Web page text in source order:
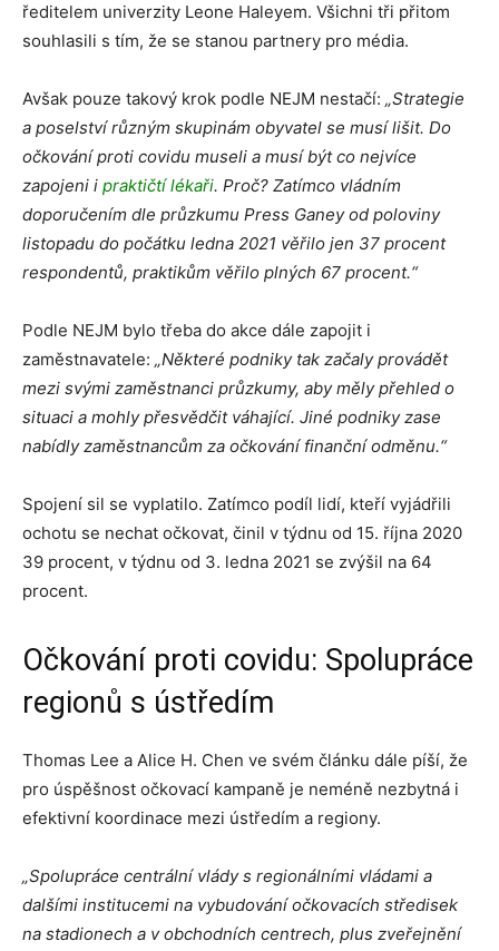
ředitelem univerzity Leone Haleyem. Všichni tři přitom
souhlasili s tím, že se stanou partnery pro média.
Avšak pouze takový krok podle NEJM nestačí: „Strategie
a poselství různým skupinám obyvatel se musí lišit. Do
očkování proti covidu museli a musí být co nejvíce
zapojeni i praktičtí lékaři. Proč? Zatímco vládním
doporučením dle průzkumu Press Ganey od poloviny
listopadu do počátku ledna 2021 věřilo jen 37 procent
respondentů, praktikům věřilo plných 67 procent.“
Podle NEJM bylo třeba do akce dále zapojit i
zaměstnavatele: „Některé podniky tak začaly provádět
mezi svými zaměstnanci průzkumy, aby měly přehled o
situaci a mohly přesvědčit váhající. Jiné podniky zase
nabídly zaměstnancům za očkování finanční odměnu.“
Spojení sil se vyplatilo. Zatímco podíl lidí, kteří vyjádřili
ochotu se nechat očkovat, činil v týdnu od 15. října 2020
39 procent, v týdnu od 3. ledna 2021 se zvýšil na 64
procent.
Očkování proti covidu: Spolupráce
regionů s ústředím
Thomas Lee a Alice H. Chen ve svém článku dále píší, že
pro úspěšnost očkovací kampaně je neméně nezbytná i
efektivní koordinace mezi ústředím a regiony.
„Spolupráce centrální vlády s regionálními vládami a
dalšími institucemi na vybudování očkovacích středisek
na stadionech a v obchodních centrech, plus zveřejnění